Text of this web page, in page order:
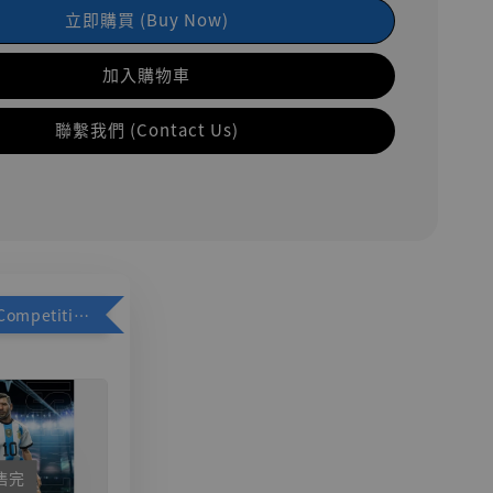
立即購買 (Buy Now)
加入購物車
聯繫我們 (Contact Us)
加購優惠【Competitive Toys 梅西 [CM001]】
完